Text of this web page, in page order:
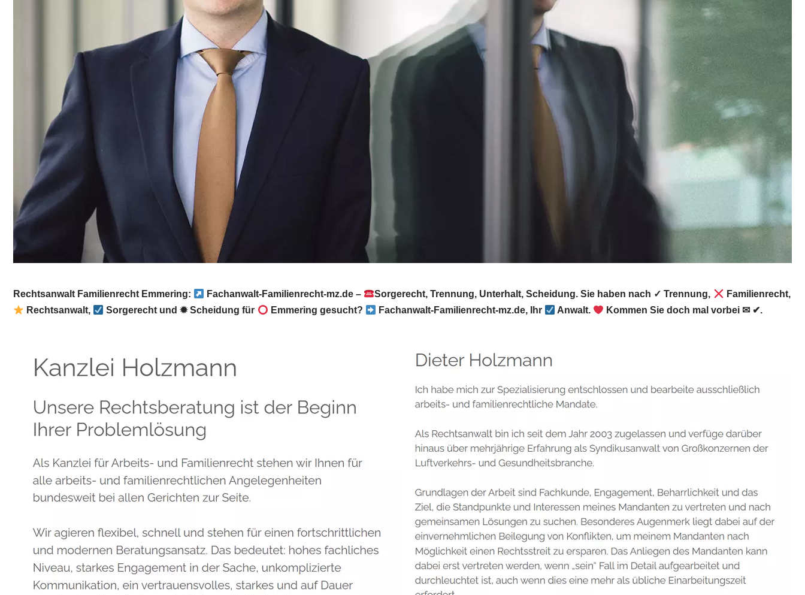
Rechtsanwalt Familienrecht Emmering: Fachanwalt-Familienrecht-mz.de – Sorgerecht, Trennung, Unterhalt, Scheidung. Sie haben nach ✓ Trennung,
Familienrecht,
Rechtsanwalt,
Sorgerecht und ✹ Scheidung für Emmering gesucht? Fachanwalt-Familienrecht-mz.de, Ihr Anwalt. Kommen Sie doch mal vorbei ✉ ✔.